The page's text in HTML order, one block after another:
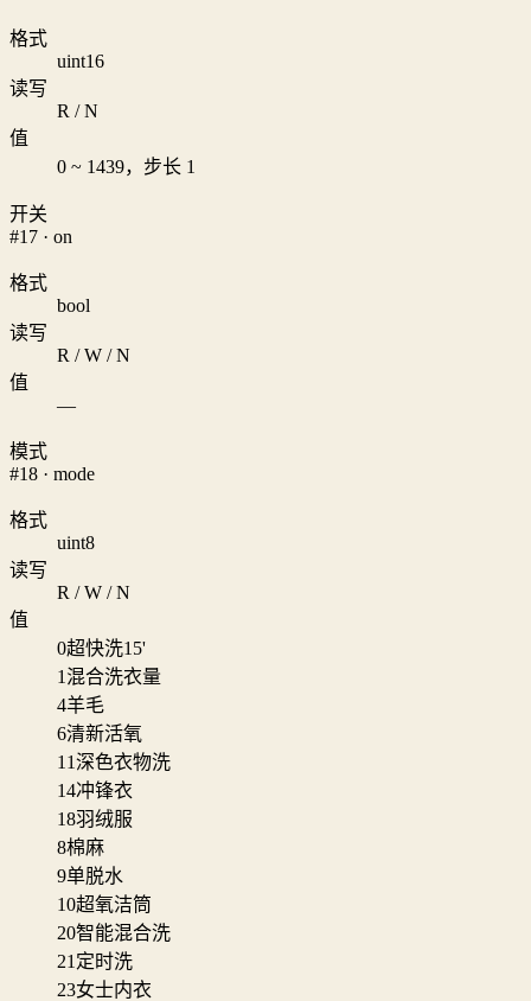
格式
uint16
读写
R / N
值
0 ~ 1439，步长 1
开关
#17 · on
格式
bool
读写
R / W / N
值
—
模式
#18 · mode
格式
uint8
读写
R / W / N
值
0超快洗15'
1 混合洗衣量
4羊毛
6清新活氧
11深色衣物洗
14冲锋衣
18羽绒服
8棉麻
9单脱水
10超氧洁筒
20智能混合洗
21 定时洗
23女士内衣